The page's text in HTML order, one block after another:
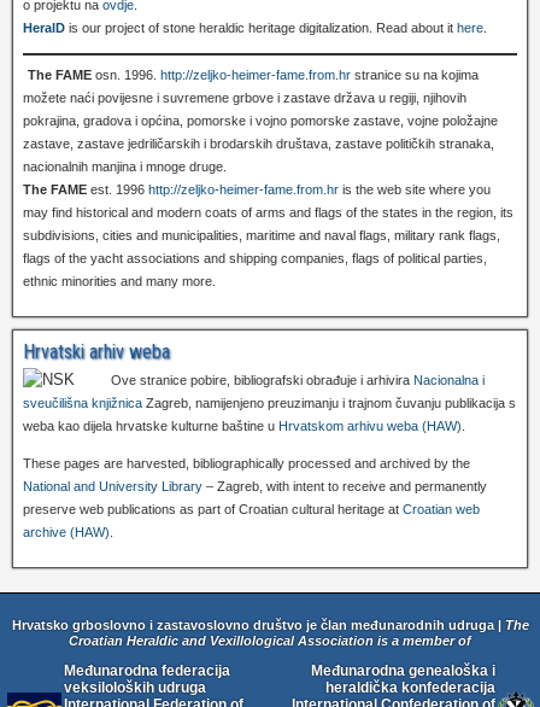
o projektu na ovdje
HeralD is our project of stone heraldic heritage digitalization. Read about it here
The FAME osn. 1996. http://zeljko-heimer-fame.from.hr stranice su na kojima
možete naći povijesne i suvremene grbove i zastave država u regiji, njihovih
pokrajina, gradova i općina, pomorske i vojno pomorske zastave, vojne položajne
zastave, zastave jedriličarskih i brodarskih društava, zastave političkih stranaka,
nacionalnih manjina i mnoge druge.
The FAME est. 1996 http://zeljko-heimer-fame.from.hr is the web site where you
may find historical and modern coats of arms and flags of the states in the region, its
subdivisions, cities and municipalities, maritime and naval flags, military rank flags,
flags of the yacht associations and shipping companies, flags of political parties,
ethnic minorities and many more.
Hrvatski arhiv weba
Ove stranice pobire, bibliografski obrađuje i arhivira Nacionalna i
sveučilišna knjižnica Zagreb, namijenjeno preuzimanju i trajnom čuvanju publikacija s
weba kao dijela hrvatske kulturne baštine u Hrvatskom arhivu weba (HAW)
These pages are harvested, bibliographically processed and archived by the
National and University Library – Zagreb, with intent to receive and permanently
preserve web publications as part of Croatian cultural heritage at Croatian web
archive (HAW)
Hrvatsko grboslovno i zastavoslovno društvo je član međunarodnih udruga |
The
Croatian Heraldic and Vexillological Association is a member of
Međunarodna federacija
veksiloloških udruga
Međunarodna genealoška i
heraldička konfederacija